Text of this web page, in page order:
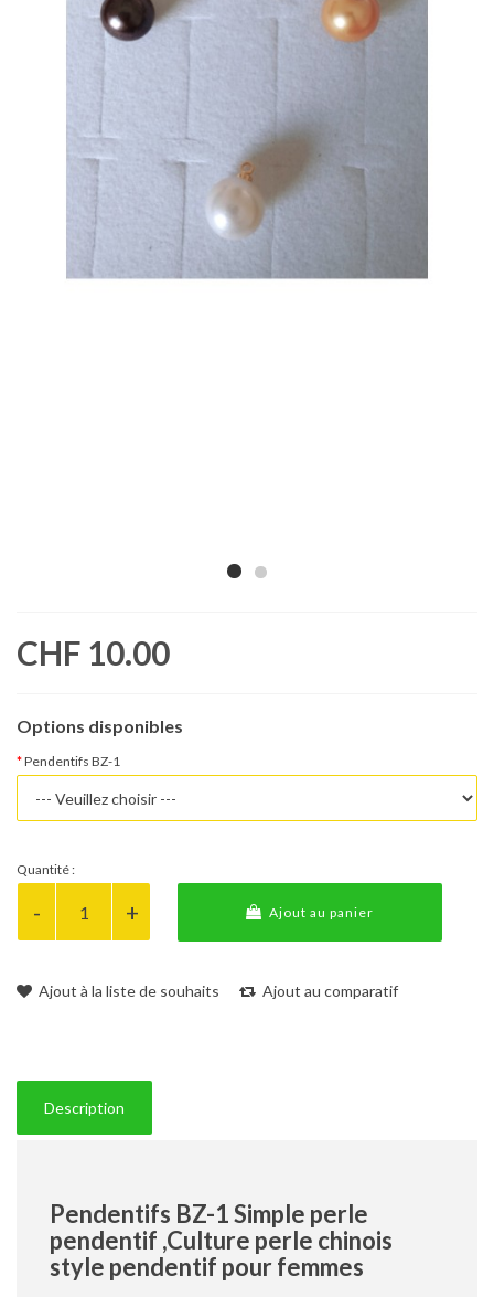
CHF 10.00
Options disponibles
Pendentifs BZ-1
Quantité :
Ajout au panier
Ajout à la liste de souhaits Ajout au comparatif
Description
Pendentifs BZ-1 Simple perle
pendentif ,Culture perle chinois
style pendentif pour femmes